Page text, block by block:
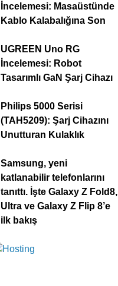
İncelemesi: Masaüstünde
Kablo Kalabalığına Son
UGREEN Uno RG
İncelemesi: Robot
Tasarımlı GaN Şarj Cihazı
Philips 5000 Serisi
(TAH5209): Şarj Cihazını
Unutturan Kulaklık
Samsung, yeni
katlanabilir telefonlarını
tanıttı. İşte Galaxy Z Fold8,
Ultra ve Galaxy Z Flip 8’e
ilk bakış